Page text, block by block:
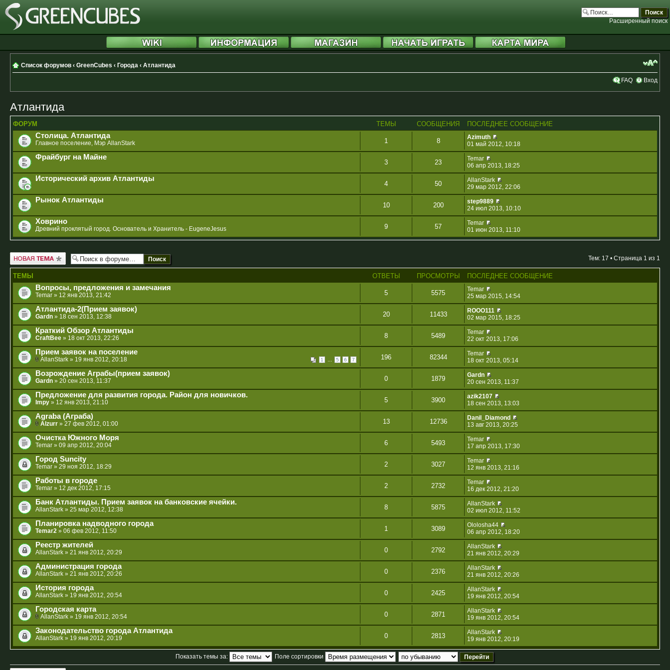
Расширенный поиск
Список форумов ‹ GreenCubes ‹ Города ‹ Атлантида
FAQ Вход
Атлантида
ФОРУМ ТЕМЫ СООБЩЕНИЯ ПОСЛЕДНЕЕ СООБЩЕНИЕ
Столица. Атлантида
Главное поселение, Мэр AllanStark 1 8
Azimuth
01 май 2012, 10:18
Фрайбург на Майне
3 23
Temar
06 апр 2013, 18:25
Исторический архив Атлантиды
4 50
AllanStark
29 мар 2012, 22:06
Рынок Атлантиды
10 200
step9889
24 июл 2013, 10:10
Ховрино
Древний проклятый город. Основатель и Хранитель - EugeneJesus 9 57
Temar
01 июн 2013, 11:10
Новая тема Тем: 17 • Страница 1 из 1
ТЕМЫ ОТВЕТЫ ПРОСМОТРЫ ПОСЛЕДНЕЕ СООБЩЕНИЕ
Вопросы, предложения и замечания
Temar » 12 янв 2013, 21:42 5 5575
Temar
25 мар 2015, 14:54
Атлантида-2(Прием заявок)
Gardn » 18 сен 2013, 12:38 20 11433
ROOO111
02 мар 2015, 18:25
Краткий Обзор Атлантиды
CraftBee » 18 окт 2013, 22:26 8 5489
Temar
22 окт 2013, 17:06
Прием заявок на поселение
1 5 6 7
AllanStark » 19 янв 2012, 20:18 196 82344
Temar
18 окт 2013, 05:14
Возрождение Аграбы(прием заявок)
Gardn » 20 сен 2013, 11:37 0 1879
Gardn
20 сен 2013, 11:37
Предложение для развития города. Район для новичков.
Impy » 12 янв 2013, 21:10 5 3900
azik2107
18 сен 2013, 13:03
Agraba (Аграба)
Alzurr » 27 фев 2012, 01:00 13 12736
Danil_Diamond
13 авг 2013, 20:25
Очистка Южного Моря
Temar » 09 апр 2012, 20:04 6 5493
Temar
17 апр 2013, 17:30
Город Suncity
Temar » 29 ноя 2012, 18:29 2 3027
Temar
12 янв 2013, 21:16
Работы в городе
Temar » 12 дек 2012, 17:15 2 2732
Temar
16 дек 2012, 21:20
Банк Атлантиды. Прием заявок на банковские ячейки.
AllanStark » 25 мар 2012, 12:38 8 5875
AllanStark
02 июл 2012, 11:52
Планировка надводного города
Temar2 » 06 фев 2012, 11:50 1 3089
Ololosha44
06 апр 2012, 18:20
Реестр жителей
AllanStark » 21 янв 2012, 20:29 0 2792
AllanStark
21 янв 2012, 20:29
Администрация города
AllanStark » 21 янв 2012, 20:26 0 2376
AllanStark
21 янв 2012, 20:26
История города
AllanStark » 19 янв 2012, 20:54 0 2425
AllanStark
19 янв 2012, 20:54
Городская карта
AllanStark » 19 янв 2012, 20:54 0 2871
AllanStark
19 янв 2012, 20:54
Законодательство города Атлантида
AllanStark » 19 янв 2012, 20:19 0 2813
AllanStark
19 янв 2012, 20:19
Показать темы за: Поле сортировки